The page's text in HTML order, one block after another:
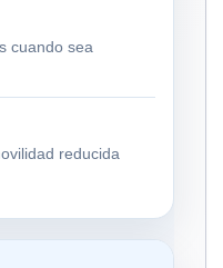
cuando sea
reducida